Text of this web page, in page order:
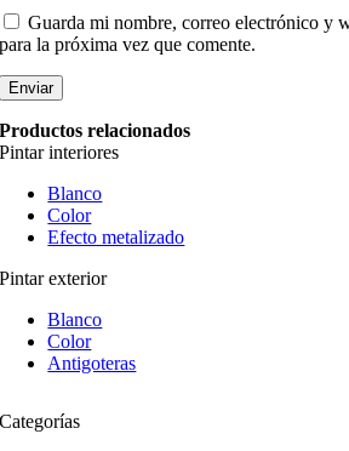
Guarda mi nombre, correo electrónico y
para la próxima vez que comente.
Productos relacionados
Pintar interiores
Blanco
Color
Efecto metalizado
Pintar exterior
Blanco
Color
Antigoteras
Categorías